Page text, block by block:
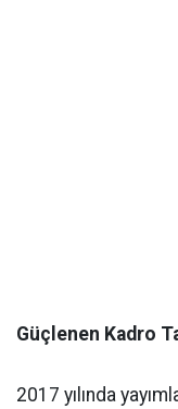
Güçlenen Kadro
2017 yılında